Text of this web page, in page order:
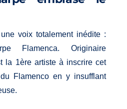
voix totalement inédite :
Flamenca. Originaire
la 1ère artiste à inscrire cet
Flamenco en y insufflant